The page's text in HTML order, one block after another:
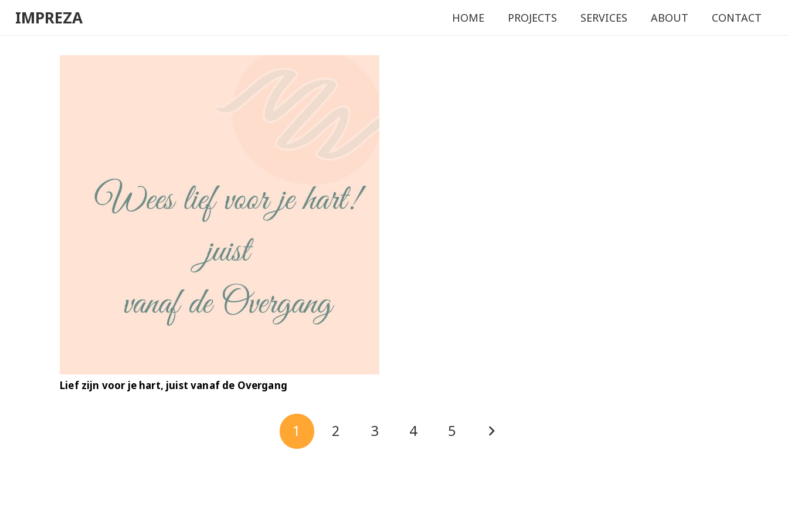
IMPREZA HOME PROJECTS SERVICES ABOUT CONTACT
Lief zijn voor je hart, juist vanaf de Overgang
1 2 3 4 5